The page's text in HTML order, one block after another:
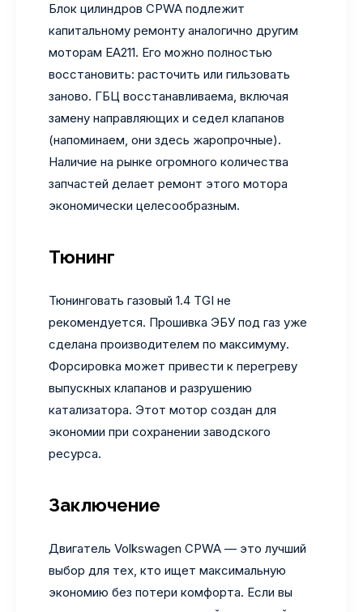
Блок цилиндров CPWA подлежит
капитальному ремонту аналогично другим
моторам EA211. Его можно полностью
восстановить: расточить или гильзовать
заново. ГБЦ восстанавливаема, включая
замену направляющих и седел клапанов
(напоминаем, они здесь жаропрочные).
Наличие на рынке огромного количества
запчастей делает ремонт этого мотора
экономически целесообразным.
Тюнинг
Тюнинговать газовый 1.4 TGI не
рекомендуется. Прошивка ЭБУ под газ уже
сделана производителем по максимуму.
Форсировка может привести к перегреву
выпускных клапанов и разрушению
катализатора. Этот мотор создан для
экономии при сохранении заводского
ресурса.
Заключение
Двигатель Volkswagen CPWA — это лучший
выбор для тех, кто ищет максимальную
экономию без потери комфорта. Если вы